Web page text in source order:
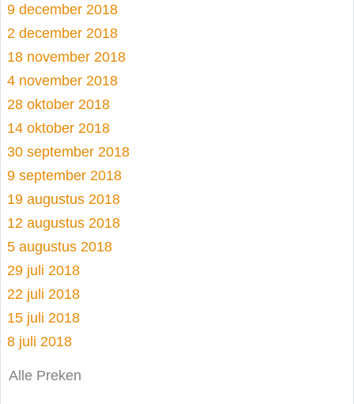
9 december 2018
2 december 2018
18 november 2018
4 november 2018
28 oktober 2018
14 oktober 2018
30 september 2018
9 september 2018
19 augustus 2018
12 augustus 2018
5 augustus 2018
29 juli 2018
22 juli 2018
15 juli 2018
8 juli 2018
Alle Preken